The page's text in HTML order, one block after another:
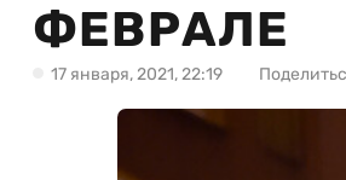
ФЕВРАЛЕ
17 января, 2021, 22:19